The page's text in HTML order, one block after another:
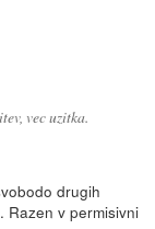
vec uzitka.
drugih
Razen v permisivni